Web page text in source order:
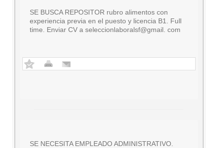
SE BUSCA REPOSITOR rubro alimentos con
experiencia previa en el puesto y licencia B1. Full
time. Enviar CV a seleccionlaboralsf@gmail. com
SE NECESITA EMPLEADO ADMINISTRATIVO.